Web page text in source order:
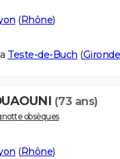
(Rhône)
Teste-de-Buch (Gironde
(73 ans)
obsèques
(Rhône)